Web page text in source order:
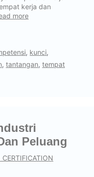
kerja dan
more
, kunci,
, tantangan, tempat
Peluang